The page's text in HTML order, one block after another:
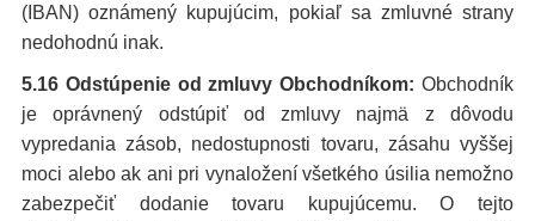
(IBAN) oznámený kupujúcim, pokiaľ sa zmluvné strany
nedohodnú inak.
5.16 Odstúpenie od zmluvy Obchodníkom: Obchodník
je oprávnený odstúpiť od zmluvy najmä z dôvodu
vypredania zásob, nedostupnosti tovaru, zásahu vyššej
moci alebo ak ani pri vynaložení všetkého úsilia nemožno
zabezpečiť dodanie tovaru kupujúcemu. O tejto